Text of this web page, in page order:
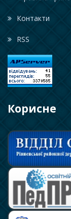
Контакти
RSS
Корисне